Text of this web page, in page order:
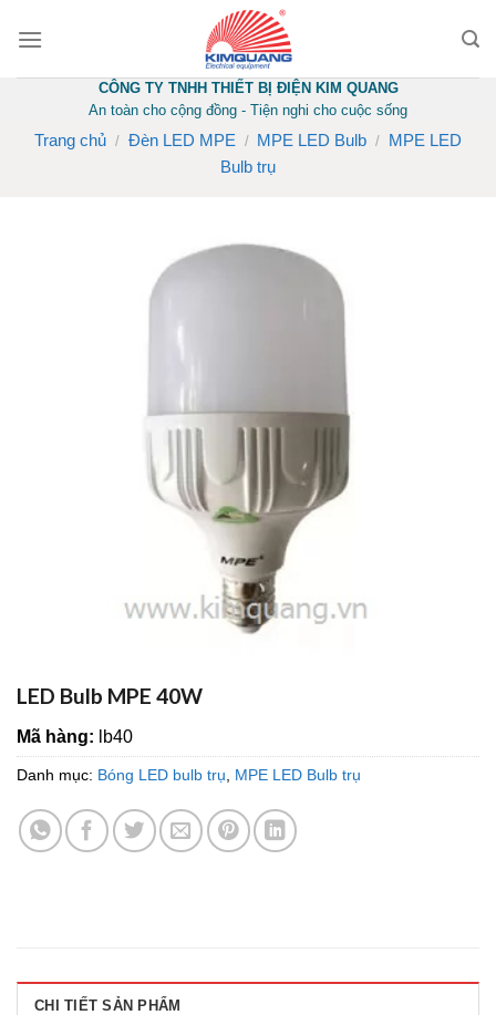
CÔNG TY TNHH THIẾT BỊ ĐIỆN KIM QUANG
An toàn cho cộng đồng - Tiện nghi cho cuộc sống
Trang chủ / Đèn LED MPE / MPE LED Bulb / MPE LED
Bulb trụ
LED Bulb MPE 40W
Mã hàng: lb40
Danh mục: Bóng LED bulb trụ MPE LED Bulb trụ
CHI TIẾT SẢN PHẨM